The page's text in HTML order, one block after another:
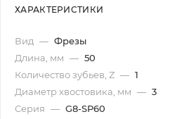
ХАРАКТЕРИСТИКИ
Вид — Фрезы
Длина, мм — 50
Количество зубьев, Z — 1
Диаметр хвостовика, мм — 3
Серия — G8-SP60